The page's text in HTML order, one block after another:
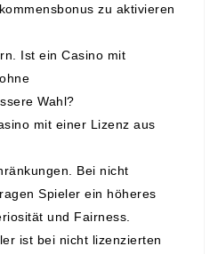
zu aktivieren
Ist ein Casino mit
Wahl?
mit einer Lizenz aus
Bei nicht
Spieler ein höheres
und Fairness.
ist bei nicht lizenzierten